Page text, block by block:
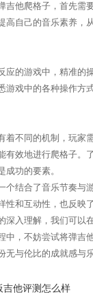
吉他爬格子，首先需
高自己的音乐素养，
应的游戏中，精准的
游戏中的各种操作方
着不同的机制，玩家
有效地进行爬格子。
成功的要素。
个结合了音乐节奏与
性和互动性，也反映
深入理解，我们可以
中，不妨尝试将弹吉
无与伦比的成就感与
吉他评测怎么样